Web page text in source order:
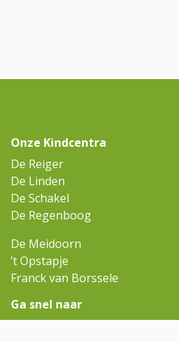
Onze Kindcentra
De Reiger
De Linden
De Schakel
De Regenboog
De Meidoorn
’t Opstapje
Franck van Borssele
Ga snel naar